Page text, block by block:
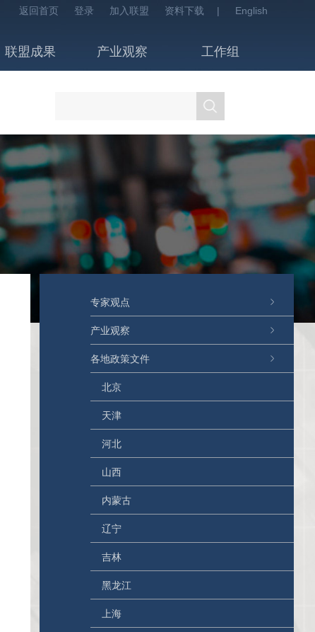
返回首页 登录 加入联盟 资料下载 | English
联盟成果 产业观察
工作组
专家观点
产业观察
各地政策文件
北京
天津
河北
山西
内蒙古
辽宁
吉林
黑龙江
上海